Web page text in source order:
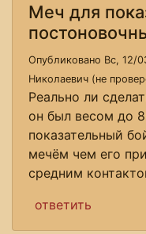
Меч для
Опубликовано Вс, 12/
Николаевич (не
Реально ли
он был весом до
показательный
мечём чем его
средним
ответить